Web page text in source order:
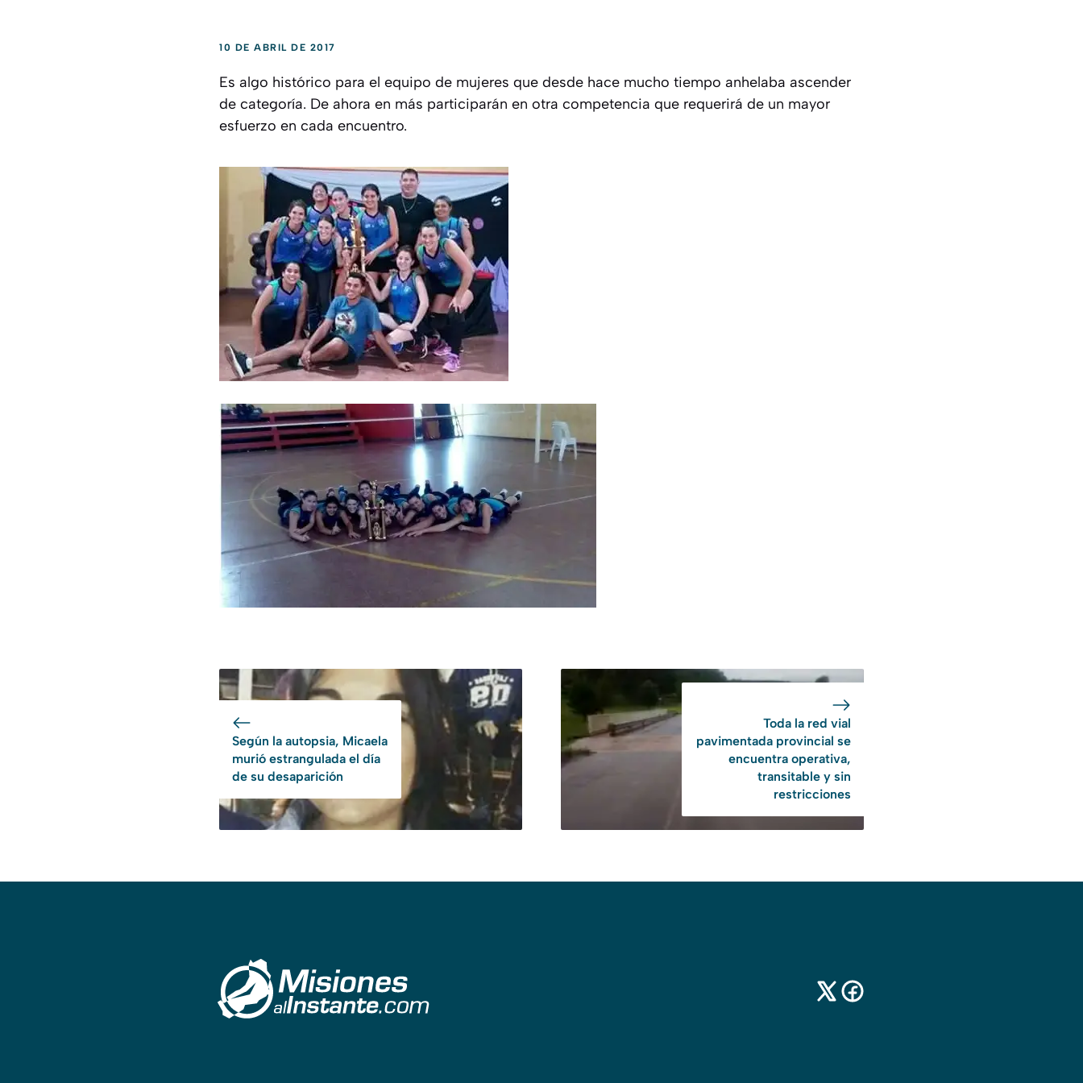
10 DE ABRIL DE 2017
Es algo histórico para el equipo de mujeres que desde hace mucho tiempo anhelaba ascender
de categoría. De ahora en más participarán en otra competencia que requerirá de un mayor
esfuerzo en cada encuentro.
Según la autopsia, Micaela
murió estrangulada el día
de su desaparición
Toda la red vial
pavimentada provincial se
encuentra operativa,
transitable y sin
restricciones